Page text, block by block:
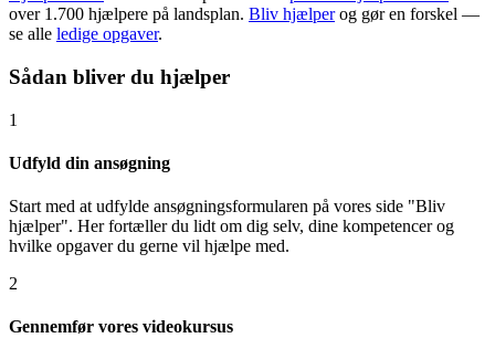
over 1.700 hjælpere på landsplan. Bliv hjælperog gør en forskel —
se alle ledige opgaver.
Sådan bliver du hjælper
1
Udfyld din ansøgning
Start med at udfylde ansøgningsformularen på vores side "Bliv
hjælper". Her fortæller du lidt om dig selv, dine kompetencer og
hvilke opgaver du gerne vil hjælpe med.
2
Gennemfør vores videokursus